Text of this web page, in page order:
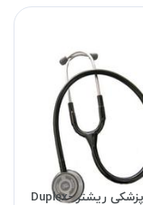
گوشی پزشکی ریشتر Duplex-